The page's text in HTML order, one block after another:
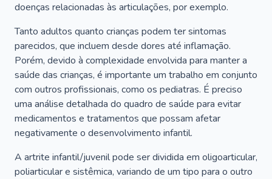
doenças relacionadas às articulações, por exemplo.
Tanto adultos quanto crianças podem ter sintomas
parecidos, que incluem desde dores até inflamação.
Porém, devido à complexidade envolvida para manter a
saúde das crianças, é importante um trabalho em conjunto
com outros profissionais, como os pediatras. É preciso
uma análise detalhada do quadro de saúde para evitar
medicamentos e tratamentos que possam afetar
negativamente o desenvolvimento infantil.
A artrite infantil/juvenil pode ser dividida em oligoarticular,
poliarticular e sistêmica, variando de um tipo para o outro